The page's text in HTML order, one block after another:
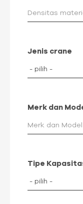
Jenis crane
Merk dan
Tipe